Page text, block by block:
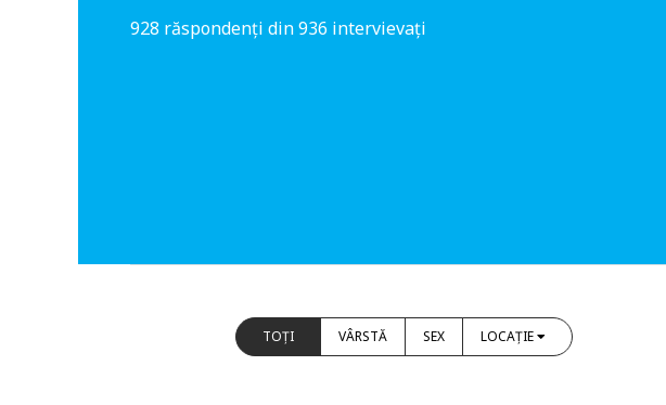
928 răspondenți din 936 intervievați
TOȚI VÂRSTĂ SEX LOCAȚIE